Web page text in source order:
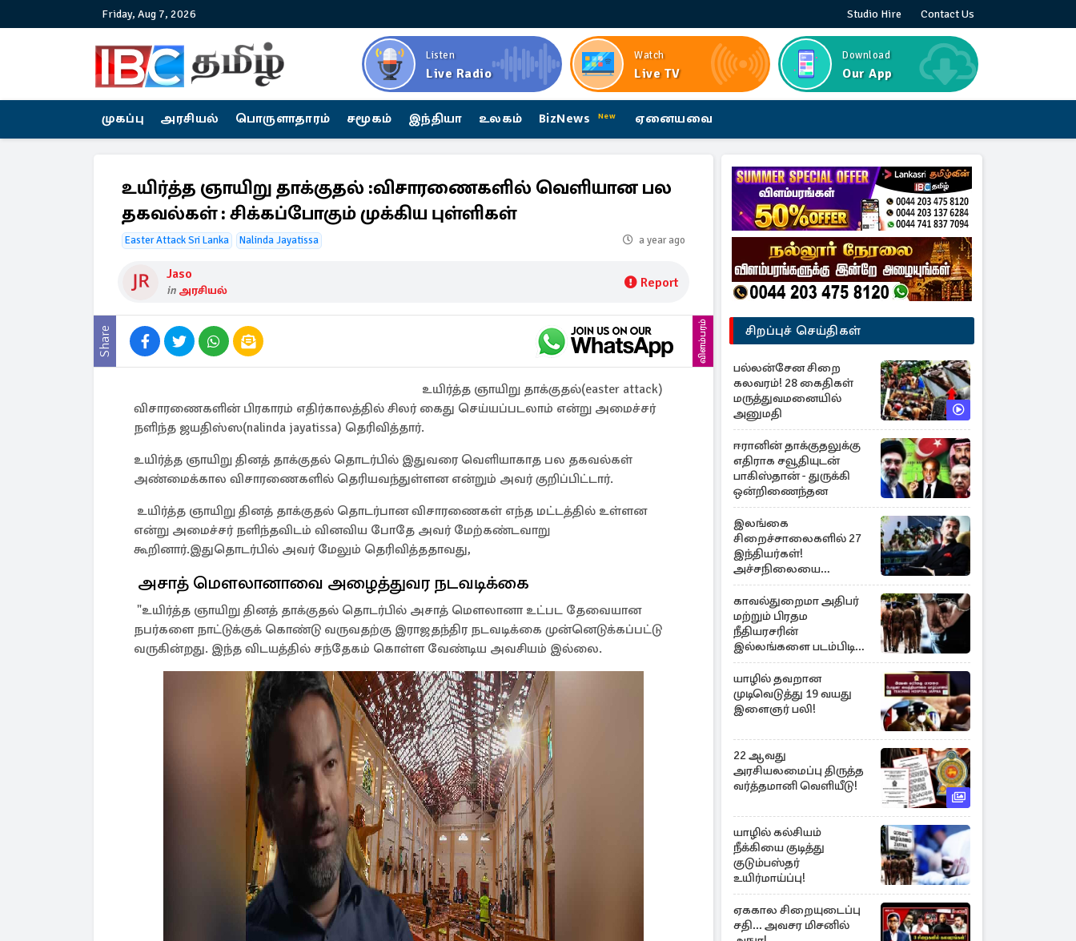
Friday, Aug 7, 2026 Studio Hire Contact Us
Listen
Live Radio
Watch
Live TV
Download
Our App
முகப்பு அரசியல் பொருளாதாரம் சமூகம் இந்தியா உலகம் BizNews New ஏனையவை
உயிர்த்த ஞாயிறு தாக்குதல் :விசாரணைகளில் வெளியான பல
தகவல்கள் : சிக்கப்போகும் முக்கிய புள்ளிகள்
Easter Attack Sri Lanka Nalinda Jayatissa a year ago
Jaso
in அரசியல் Report
Share விளம்பரம்
உயிர்த்த ஞாயிறு தாக்குதல்(easter attack)
விசாரணைகளின் பிரகாரம் எதிர்காலத்தில் சிலர் கைது செய்யப்படலாம் என்று அமைச்சர்
நளிந்த ஜயதிஸ்ஸ(nalinda jayatissa) தெரிவித்தார்.
உயிர்த்த ஞாயிறு தினத் தாக்குதல் தொடர்பில் இதுவரை வெளியாகாத பல தகவல்கள்
அண்மைக்கால விசாரணைகளில் தெரியவந்துள்ளன என்றும் அவர் குறிப்பிட்டார்.
உயிர்த்த ஞாயிறு தினத் தாக்குதல் தொடர்பான விசாரணைகள் எந்த மட்டத்தில் உள்ளன
என்று அமைச்சர் நளிந்தவிடம் வினவிய போதே அவர் மேற்கண்டவாறு
கூறினார்.இதுதொடர்பில் அவர் மேலும் தெரிவித்ததாவது,
அசாத் மௌலானாவை அழைத்துவர நடவடிக்கை
"உயிர்த்த ஞாயிறு தினத் தாக்குதல் தொடர்பில் அசாத் மௌலானா உட்பட தேவையான
நபர்களை நாட்டுக்குக் கொண்டு வருவதற்கு இராஜதந்திர நடவடிக்கை முன்னெடுக்கப்பட்டு
வருகின்றது. இந்த விடயத்தில் சந்தேகம் கொள்ள வேண்டிய அவசியம் இல்லை.
சிறப்புச் செய்திகள்
பல்லன்சேன சிறை
கலவரம்! 28 கைதிகள்
மருத்துவமனையில்
அனுமதி
ஈரானின் தாக்குதலுக்கு
எதிராக சவூதியுடன்
பாகிஸ்தான் - துருக்கி
ஒன்றிணைந்தன
இலங்கை
சிறைச்சாலைகளில் 27
இந்தியர்கள்!
அச்சநிலையை
மையப்படுத்தி
ஜெயசங்கர் அறிக்கை
காவல்துறைமா அதிபர்
மற்றும் பிரதம
நீதியரசரின்
இல்லங்களை படம்பிடித்த
சந்தேக நபர் கைது!
யாழில் தவறான
முடிவெடுத்து 19 வயது
இளைஞர் பலி!
22 ஆவது
அரசியலமைப்பு திருத்த
வர்த்தமானி வெளியீடு!
யாழில் கல்சியம்
நீக்கியை குடித்து
குடும்பஸ்தர்
உயிர்மாய்ப்பு!
ஏககால சிறையுடைப்பு
சதி... அவசர மிசனில்